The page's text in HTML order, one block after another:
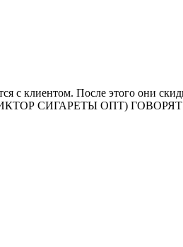
с клиентом. После этого
СИГАРЕТЫ ОПТ)